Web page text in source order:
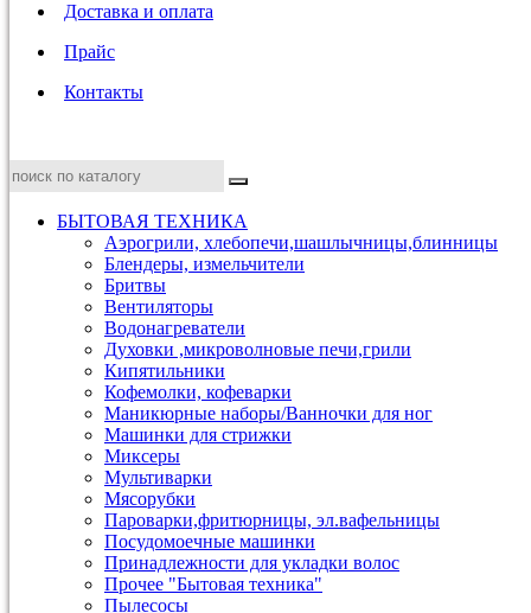
Доставка и оплата
Прайс
Контакты
БЫТОВАЯ ТЕХНИКА
Аэрогрили, хлебопечи,шашлычницы,блинницы
Блендеры, измельчители
Бритвы
Вентиляторы
Водонагреватели
Духовки ,микроволновые печи,грили
Кипятильники
Кофемолки, кофеварки
Маникюрные наборы/Ванночки для ног
Машинки для стрижки
Миксеры
Мультиварки
Мясорубки
Пароварки,фритюрницы, эл.вафельницы
Посудомоечные машинки
Принадлежности для укладки волос
Прочее "Бытовая техника"
Пылесосы